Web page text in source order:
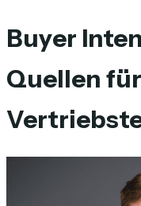
Buyer
Quellen